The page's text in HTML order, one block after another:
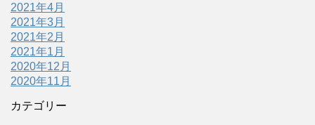
2021年4月
2021年3月
2021年2月
2021年1月
2020年12月
2020年11月
カテゴリー